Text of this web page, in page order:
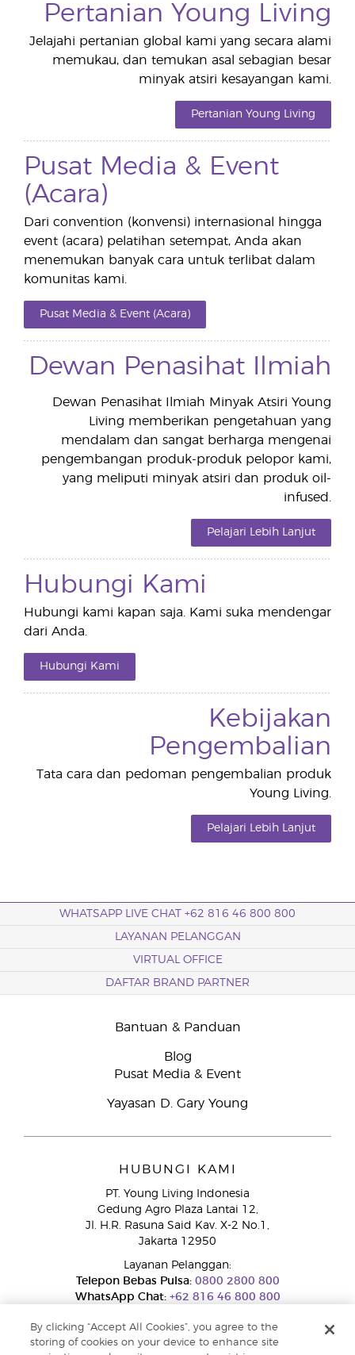
Pertanian Young Living
Jelajahi pertanian global kami yang secara alami
memukau, dan temukan asal sebagian besar
minyak atsiri kesayangan kami.
Pertanian Young Living
Pusat Media & Event
(Acara)
Dari convention (konvensi) internasional hingga
event (acara) pelatihan setempat, Anda akan
menemukan banyak cara untuk terlibat dalam
komunitas kami.
Pusat Media & Event (Acara)
Dewan Penasihat Ilmiah
Dewan Penasihat Ilmiah Minyak Atsiri Young
Living memberikan pengetahuan yang
mendalam dan sangat berharga mengenai
pengembangan produk-produk pelopor kami,
yang meliputi minyak atsiri dan produk oil-
infused.
Pelajari Lebih Lanjut
Hubungi Kami
Hubungi kami kapan saja. Kami suka mendengar
dari Anda.
Hubungi Kami
Kebijakan
Pengembalian
Tata cara dan pedoman pengembalian produk
Young Living.
Pelajari Lebih Lanjut
WHATSAPP LIVE CHAT +62 816 46 800 800
LAYANAN PELANGGAN
VIRTUAL OFFICE
DAFTAR BRAND PARTNER
Bantuan & Panduan
Blog
Pusat Media & Event
Yayasan D. Gary Young
HUBUNGI KAMI
PT. Young Living Indonesia
Gedung Agro Plaza Lantai 12,
Jl. H.R. Rasuna Said Kav. X-2 No.1,
Jakarta 12950
Layanan Pelanggan:
Telepon Bebas Pulsa:0800 2800 800
WhatsApp Chat:+62 816 46 800 800
By clicking “Accept All Cookies”, you agree to the
storing of cookies on your device to enhance site